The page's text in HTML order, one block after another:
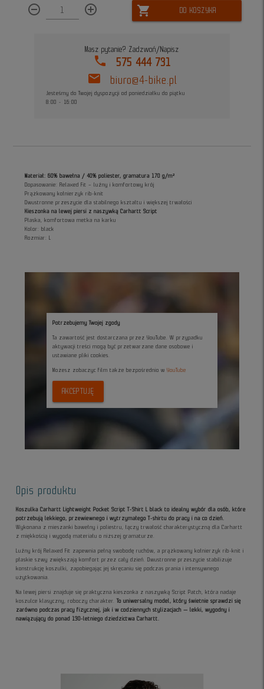
remove_circle_outline add_circle_outline shopping_cart DO KOSZYKA
Masz pytanie? Zadzwoń/Napisz
phone 575 444 731
mail biuro@4-bike.pl
Jesteśmy do Twojej dyspozycji od poniedziałku do piątku
8:00 - 16:00
Materiał: 60% bawełna / 40% poliester, gramatura 170 g/m²
Dopasowanie: Relaxed Fit – luźny i komfortowy krój
Prążkowany kołnierzyk rib-knit
Dwustronne przeszycie dla stabilnego kształtu i większej trwałości
Kieszonka na lewej piersi z naszywką Carhartt Script
Płaska, komfortowa metka na karku
Kolor: black
Rozmiar: L
Potrzebujemy Twojej zgody
Ta zawartość jest dostarczana przez YouTube. W przypadku
aktywacji treści mogą być przetwarzane dane osobowe i
ustawiane pliki cookies.
Możesz zobaczyc film także bezpośrednio w YouTube
AKCEPTUJĘ
Opis produktu
Koszulka Carhartt Lightweight Pocket Script T-Shirt L black to idealny wybór dla osób, które
potrzebują lekkiego, przewiewnego i wytrzymałego T-shirtu do pracy i na co dzień.
Wykonana z mieszanki bawełny i poliestru, łączy trwałość charakterystyczną dla Carhartt
z miękkością i wygodą materiału o niższej gramaturze.
Luźny krój Relaxed Fit zapewnia pełną swobodę ruchów, a prążkowany kołnierzyk rib-knit i
płaskie szwy zwiększają komfort przez cały dzień. Dwustronne przeszycie stabilizuje
konstrukcję koszulki, zapobiegając jej skręcaniu się podczas prania i intensywnego
użytkowania.
Na lewej piersi znajduje się praktyczna kieszonka z naszywką Script Patch, która nadaje
koszulce klasyczny, roboczy charakter.To uniwersalny model, który świetnie sprawdzi się
zarówno podczas pracy fizycznej, jak i w codziennych stylizacjach — lekki, wygodny i
nawiązujący do ponad 130-letniego dziedzictwa Carhartt.